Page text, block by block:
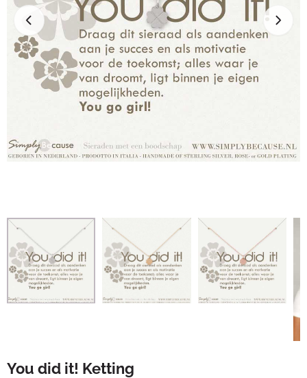
You did it! Ketting